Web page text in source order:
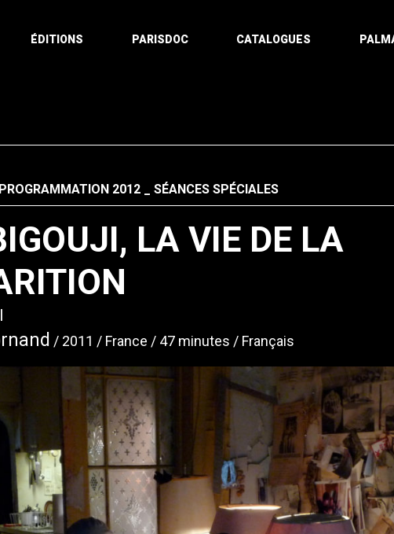
ÉDITIONS PARISDOC CATALOGUES
2012 SÉANCES SPÉCIALES
LA VIE DE LA
2011 France 47 minutes Français